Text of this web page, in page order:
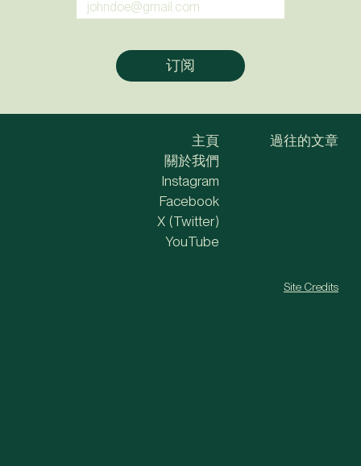
主頁
關於我們
過往的文章
Instagram
Facebook
X (Twitter)
YouTube
Site Credits